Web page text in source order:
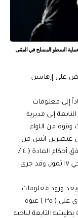
السطو المسلح في المثنى
على إرهابيين
إلى معلومات
إلى مديرية
وقوة من اللواء
عنصرين اثنين من
عصابات داعش الإرهابية والمطلوبين للقضاء وفق أحكام المادة ( ٤ /
إرهاب ) في مدينة الموصل بالجانب الأيمن في حي ١٧ تموز، وقد جرى
أن”مفارزها المتمثلة باللواء ٩٢ فق١٦، وبعد ورود معلومات
استخبارية دقيقة، تمكنت من ضبط كدس يحتوي على ( ٣٥ ) عبوة
التابعة لناحية